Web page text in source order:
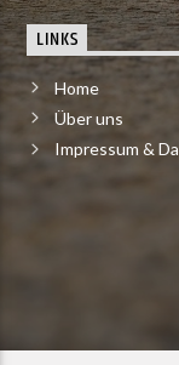
LINKS
Home
Über uns
Impressum &